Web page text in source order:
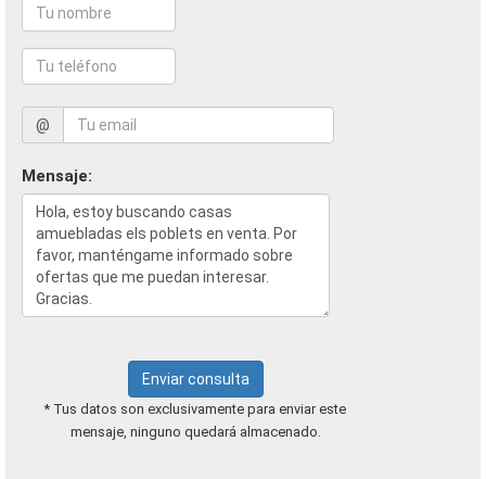
@
Mensaje:
Enviar consulta
* Tus datos son exclusivamente para enviar este
mensaje, ninguno quedará almacenado.